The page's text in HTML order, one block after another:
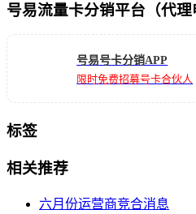
号易流量卡分销平台（代理
号易号卡分销APP
限时免费招募号卡合伙人
标签
相关推荐
六月份运营商竞合消息